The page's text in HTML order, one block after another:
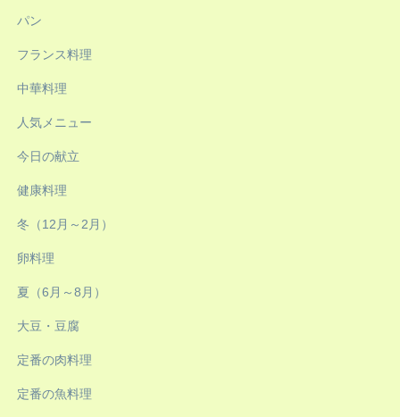
パン
フランス料理
中華料理
人気メニュー
今日の献立
健康料理
冬（12月～2月）
卵料理
夏（6月～8月）
大豆・豆腐
定番の肉料理
定番の魚料理